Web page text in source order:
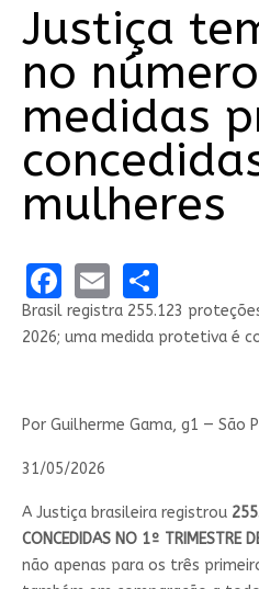
Justiça
no
medidas
mulheres
Facebook
EmailShare
Brasil registra 255.123
2026; uma medida protetiva é
Por Guilherme Gama, g1 — São
31/05/2026
A Justiça brasileira registrou
CONCEDIDAS NO 1º TRIMESTRE
não apenas para os três